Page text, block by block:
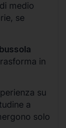
medio
se
bussola
in
su
a
solo